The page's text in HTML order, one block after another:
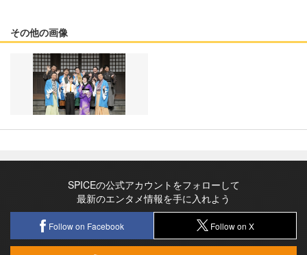
その他の画像
SPICEの公式アカウントをフォローして
最新のエンタメ情報を手に入れよう
Follow on Facebook Follow on X